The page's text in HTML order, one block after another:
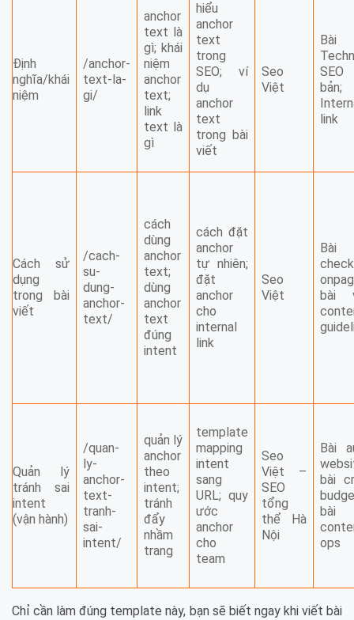
Định
nghĩa/khái
niệm
/anchor-
text-la-
gi/
anchor
text là
gì; khái
niệm
anchor
text;
link
text là
gì
hiểu
anchor
text
trong
SEO; ví
dụ
anchor
text
trong bài
viết
Seo
Việt
Bài
bản;
link
Cách sử
dụng
trong bài
viết
/cach-
su-
dung-
anchor-
text/
cách
dùng
anchor
text;
dùng
anchor
text
đúng
intent
cách đặt
anchor
tự nhiên;
đặt
anchor
cho
internal
link
Seo
Việt
Bài
bài
Quản lý
tránh sai
intent
(vận hành)
/quan-
ly-
anchor-
text-
tranh-
sai-
intent/
quản lý
anchor
theo
intent;
tránh
đẩy
nhầm
trang
template
mapping
intent
sang
URL; quy
ước
anchor
cho
team
Seo
Việt –
SEO
tổng
thể Hà
Nội
Bài
bài
bài
ops
Chỉ cần làm đúng template này, bạn sẽ biết ngay khi viết bài